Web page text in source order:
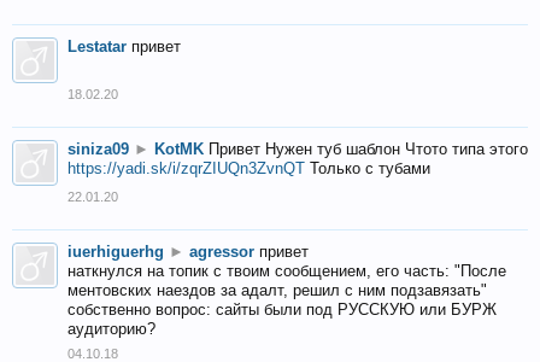
Lestatar привет
18.02.20
siniza09 ► KotMK Привет Нужен туб шаблон Чтото типа этого
https://yadi.sk/i/zqrZIUQn3ZvnQT Только с тубами
22.01.20
iuerhiguerhg ► agressor привет
наткнулся на топик с твоим сообщением, его часть: "После
ментовских наездов за адалт, решил с ним подзавязать"
собственно вопрос: сайты были под РУССКУЮ или БУРЖ
аудиторию?
04.10.18